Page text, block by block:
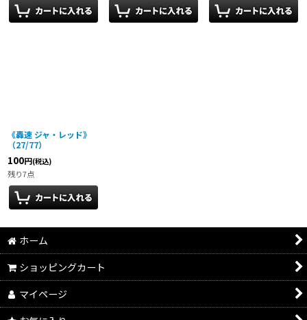
《轟速 ジャ・レッド》
（27/77）
100円(税込)
残り7点
ホーム
ショッピングカート
マイページ